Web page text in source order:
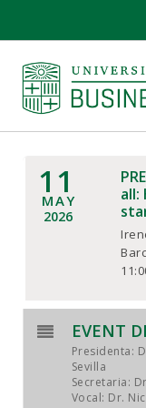
SOBRE NOSOTROS
INVESTIGACIÓN
NOTICIAS
ACTIVIDADES
11
MAY
2026
all:
EVENT
Presidenta:
Sevilla
Secretaria:
Vocal: Dr.